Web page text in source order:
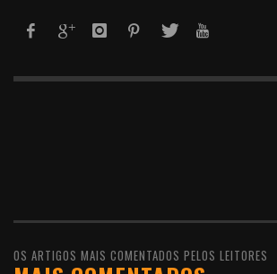
OS ARTIGOS MAIS COMENTADOS PELOS LEITORES